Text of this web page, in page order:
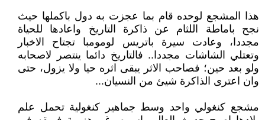
هذا المشجع لوحده قام بما عجزت به دول باكملها حيث
نجح باماطة اللثام عن ذاكرة التاريخ واعادها للحياة
مجددا، وعادت سيرة باتريس لومومبا تجتاح الاخبار
وتعتلي الشاشات مجددا.. فالتاريخ دائما ينتصر لاصحابه
ولو بعد حين؛ فصاحب الاثر يبقى اثره حيا ولا يزول، حتى
وان اعترى الذاكرة شيئ من النسيان...
مشجع كنغولي واحد وسط جماهير كنغولية تحمل علم